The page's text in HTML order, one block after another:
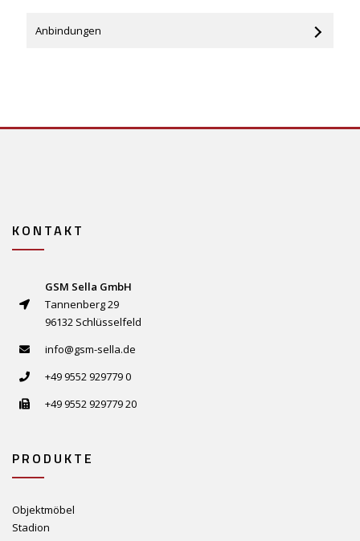
Anbindungen
KONTAKT
GSM Sella GmbH
Tannenberg 29
96132 Schlüsselfeld
info@gsm-sella.de
+49 9552 929779 0
+49 9552 929779 20
PRODUKTE
Objektmöbel
Stadion